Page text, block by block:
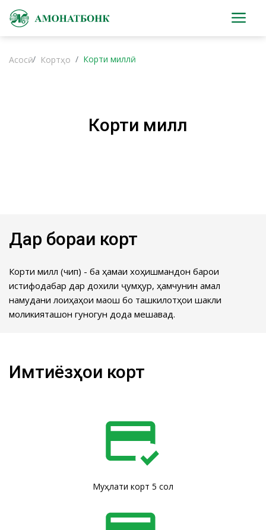
Асосӣ Кортҳо Корти миллӣ
Корти миллӣ
Дар бораи корт
Корти миллӣ (чип) - ба ҳамаи хоҳишмандон барои
истифодабарӣ дар дохили ҷумҳурӣ, ҳамчунин амалӣ
намудани лоиҳаҳои маош бо ташкилотҳои шакли
моликияташон гуногун дода мешавад.
Имтиёзҳои корт
Муҳлати корт 5 сол